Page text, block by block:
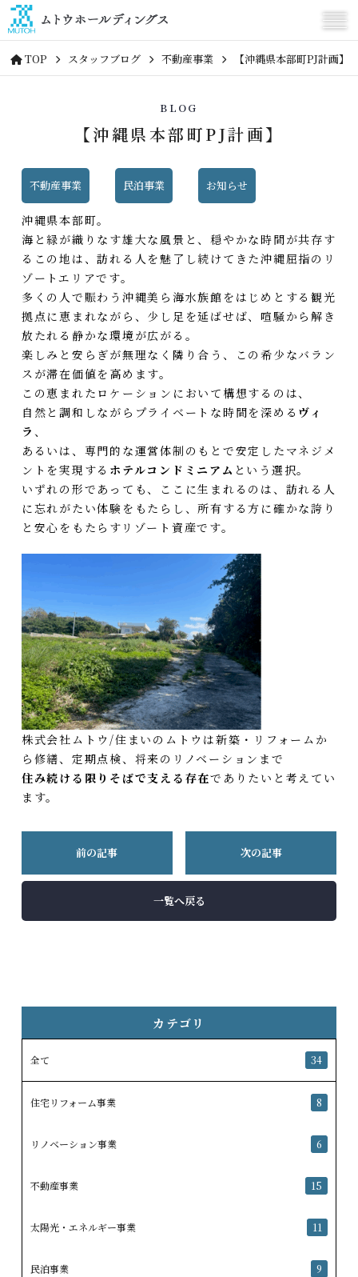
TOP スタッフブログ 不動産事業 【沖縄県本部町PJ計画】
BLOG
【沖縄県本部町PJ計画】
不動産事業 民泊事業 お知らせ
沖縄県本部町。
海と緑が織りなす雄大な風景と、穏やかな時間が共存す
るこの地は、訪れる人を魅了し続けてきた沖縄屈指のリ
ゾートエリアです。
多くの人で賑わう 沖縄美ら海水族館 をはじめとする観光
拠点に恵まれながら、少し足を延ばせば、喧騒から解き
放たれる静かな環境が広がる。
楽しみと安らぎが無理なく隣り合う、この希少なバラン
スが滞在価値を高めます。
この恵まれたロケーションにおいて構想するのは、
自然と調和しながらプライベートな時間を深める ヴィ
ラ 、
あるいは、専門的な運営体制のもとで安定したマネジメ
ントを実現する ホテルコンドミニアム という選択。
いずれの形であっても、ここに生まれるのは、訪れる人
に忘れがたい体験をもたらし、所有する方に確かな誇り
と安心をもたらすリゾート資産です。
株式会社ムトウ/住まいのムトウは新築・リフォームか
ら修繕、定期点検、将来のリノベーションまで
住み続ける限りそばで支える存在でありたいと考えてい
ます。
前の記事 次の記事
一覧へ戻る
カテゴリ
全て 34
住宅リフォーム事業 8
リノベーション事業 6
不動産事業 15
太陽光・エネルギー事業 11
民泊事業 9